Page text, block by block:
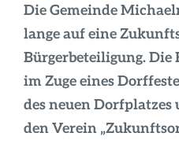
Die Gemeinde
lange auf eine
Bürgerbeteiligung.
im Zuge eines
des neuen
den Verein